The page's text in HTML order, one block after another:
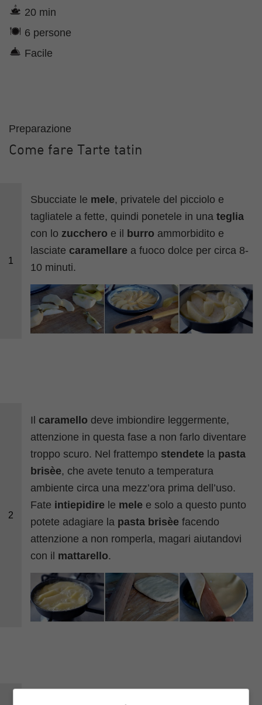
20 min
6 persone
Facile
Preparazione
Come fare Tarte tatin
1
Sbucciate le mele, privatele del picciolo e
tagliatele a fette, quindi ponetele in unateglia
con lo zucchero e il burro ammorbidito e
lasciate caramellare a fuoco dolce per circa 8-
10 minuti.
2
Il caramello deve imbiondire leggermente,
attenzione in questa fase a non farlo diventare
troppo scuro. Nel frattempo stendete la pasta
brisèe, che avete tenuto a temperatura
ambiente circa una mezz’ora prima dell’uso.
Fate intiepidire le mele e solo a questo punto
potete adagiare la pasta brisèe facendo
attenzione a non romperla, magari aiutandovi
con il mattarello.